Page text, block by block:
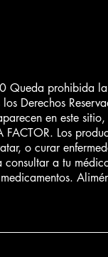
Queda prohibida
Derechos
en este
FACTOR. Los
o curar
a tu